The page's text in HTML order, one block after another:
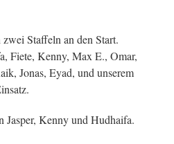
Staffeln an den Start.
Fiete, Kenny, Max E., Omar,
Jonas, Eyad, und unserem
Jasper, Kenny und Hudhaifa.